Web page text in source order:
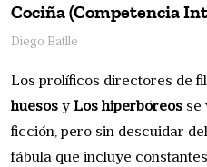
Cociña (Competencia
Diego Batlle
Los prolíficos directores de
huesos yLos hiperbóreos se
ficción, pero sin descuidar
fábula que incluye